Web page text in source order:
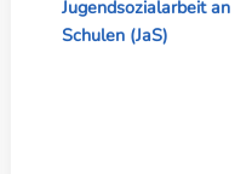
Jugendsozialarbeit an
Schulen (JaS)